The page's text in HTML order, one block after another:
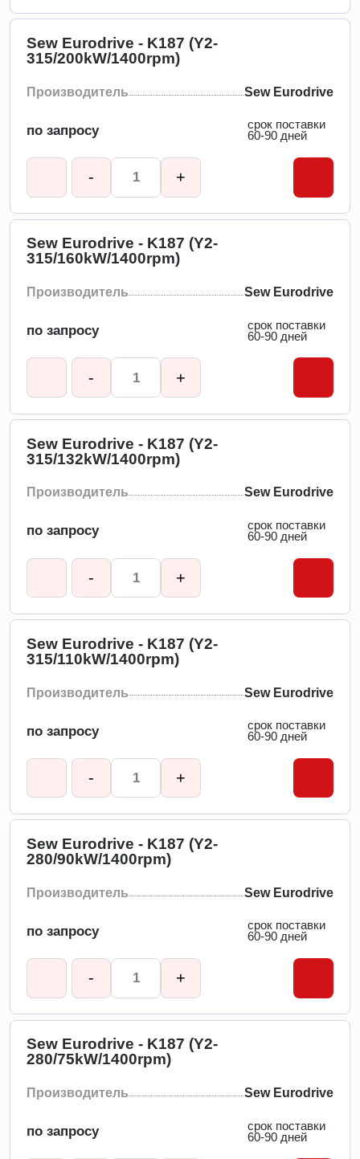
Sew Eurodrive - K187 (Y2-
315/200kW/1400rpm)
Производитель Sew Eurodrive
по запросу
срок поставки
60-90 дней
- +
Sew Eurodrive - K187 (Y2-
315/160kW/1400rpm)
Производитель Sew Eurodrive
по запросу
срок поставки
60-90 дней
- +
Sew Eurodrive - K187 (Y2-
315/132kW/1400rpm)
Производитель Sew Eurodrive
по запросу
срок поставки
60-90 дней
- +
Sew Eurodrive - K187 (Y2-
315/110kW/1400rpm)
Производитель Sew Eurodrive
по запросу
срок поставки
60-90 дней
- +
Sew Eurodrive - K187 (Y2-
280/90kW/1400rpm)
Производитель Sew Eurodrive
по запросу
срок поставки
60-90 дней
- +
Sew Eurodrive - K187 (Y2-
280/75kW/1400rpm)
Производитель Sew Eurodrive
по запросу
срок поставки
60-90 дней